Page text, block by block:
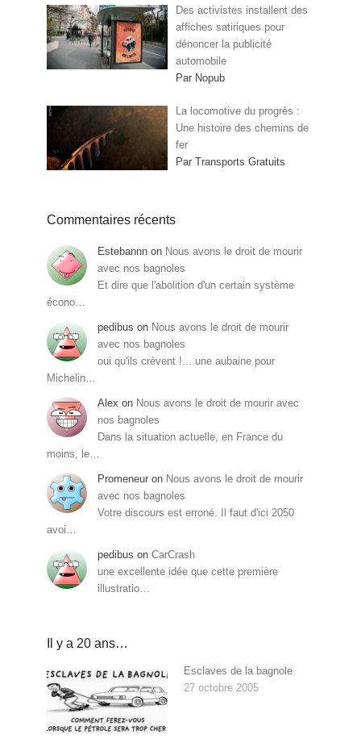
Des activistes installent des
affiches satiriques pour
dénoncer la publicité
automobile
Par Nopub
La locomotive du progrès :
Une histoire des chemins de
fer
Par Transports Gratuits
Commentaires récents
Estebannn on Nous avons le droit de mourir
avec nos bagnoles
Et dire que l'abolition d'un certain système
écono…
pedibus on Nous avons le droit de mourir
avec nos bagnoles
oui qu'ils crèvent !... une aubaine pour
Michelin…
Alex on Nous avons le droit de mourir avec
nos bagnoles
Dans la situation actuelle, en France du
moins, le…
Promeneur on Nous avons le droit de mourir
avec nos bagnoles
Votre discours est erroné. Il faut d'ici 2050
avoi…
pedibus on CarCrash
une excellente idée que cette première
illustratio…
Il y a 20 ans…
Esclaves de la bagnole
27 octobre 2005